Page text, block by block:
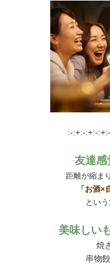
:-:+:-:+:-
友達感
距離が縮ま
「お酒×
とい
美味しい
焼
串物